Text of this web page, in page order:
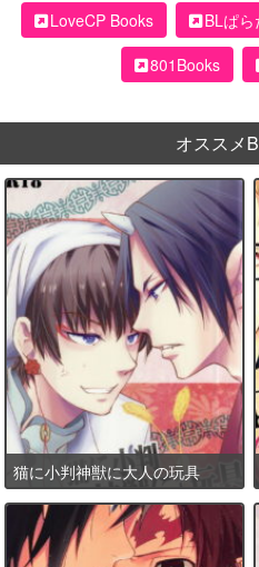
LoveCP Books BLぱ
801Books
オススメ
猫に小判神獣に大人の玩具